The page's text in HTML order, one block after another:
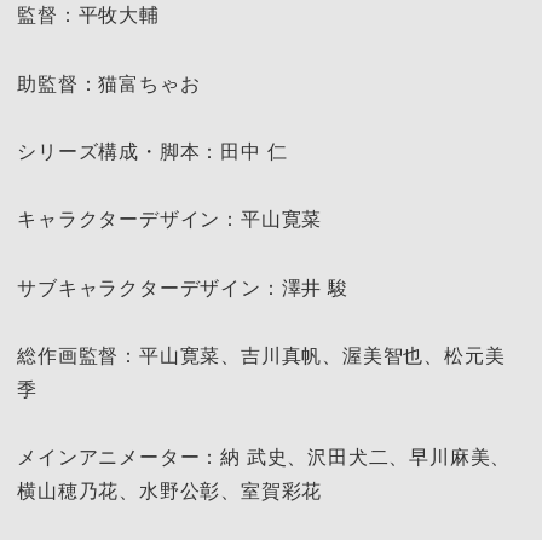
監督：平牧大輔
助監督：猫富ちゃお
シリーズ構成・脚本：田中 仁
キャラクターデザイン：平山寛菜
サブキャラクターデザイン：澤井 駿
総作画監督：平山寛菜、吉川真帆、渥美智也、松元美
季
メインアニメーター：納 武史、沢田犬二、早川麻美、
横山穂乃花、水野公彰、室賀彩花